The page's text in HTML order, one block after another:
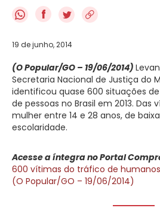
f
19 de junho, 2014
(O Popular/GO – 19/06/2014)
Secretaria Nacional de Justiça do
identificou quase 600 situações
de pessoas no Brasil em 2013. Das
mulher entre 14 e 28 anos, de
escolaridade.
Acesse a íntegra no Portal
600 vítimas do tráfico de
(O Popular/GO – 19/06/2014)